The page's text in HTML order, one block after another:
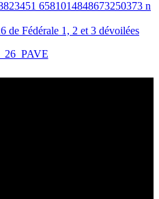
de Fédérale 1, 2 et 3 dévoilées